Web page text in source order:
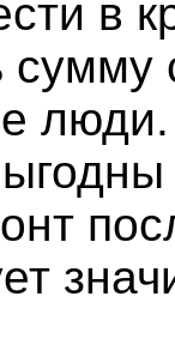
в
сумму